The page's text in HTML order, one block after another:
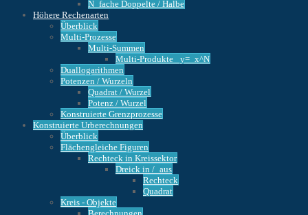
N_fache Doppelte / Halbe
Höhere Rechenarten
Überblick
Multi-Prozesse
Multi-Summen
Multi-Produkte _y=_x^N
Duallogarithmen
Potenzen / Wurzeln
Quadrat / Wurzel
Potenz / Wurzel
Konstruierte Grenzprozesse
Konstruierte Urberechnungen
Überblick
Flächengleiche Figuren
Rechteck in Kreissektor
Dreick in /_aus
Rechteck
Quadrat
Kreis - Objekte